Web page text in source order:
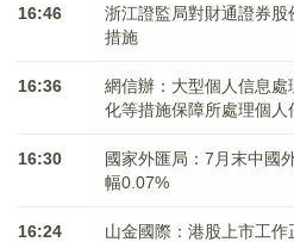
16:46
浙江證監局對財通證券
措施
16:36
網信辦：大型個人信息
化等措施保障所處理個人
16:30
國家外匯局：7月末中國
幅0.07%
16:24 山金國際：港股上市工作